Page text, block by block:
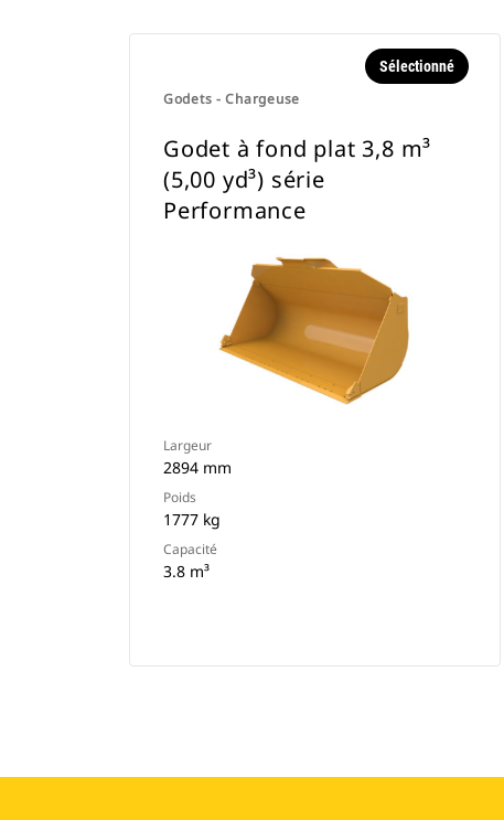
Godets - Chargeuse
Sélectionné
Godet à fond plat 3,8 m³
(5,00 yd³) série
Performance
Largeur
2894 mm
Poids
1777 kg
Capacité
3.8 m³